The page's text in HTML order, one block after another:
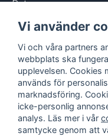
Returnera
Vi använder
Vi och våra partners
webbplats ska
upplevelsen. Cookies
används för
marknadsföring.
icke-personlig
analys. Läs mer i vår
samtycke genom att